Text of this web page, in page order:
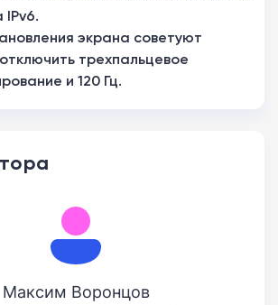
IPv6.
экрана советуют
трехпальцевое
и 120 Гц.
Максим Воронцов